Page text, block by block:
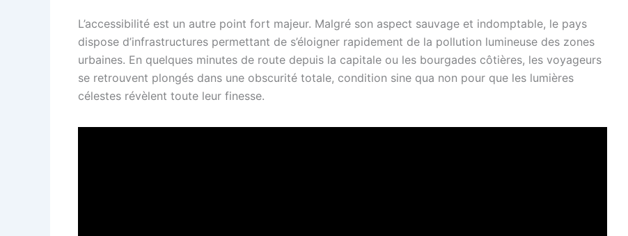
L’accessibilité est un autre point fort majeur. Malgré son aspect sauvage et indomptable, le pays
dispose d’infrastructures permettant de s’éloigner rapidement de la pollution lumineuse des zones
urbaines. En quelques minutes de route depuis la capitale ou les bourgades côtières, les voyageurs
se retrouvent plongés dans une obscurité totale, condition sine qua non pour que les lumières
célestes révèlent toute leur finesse.